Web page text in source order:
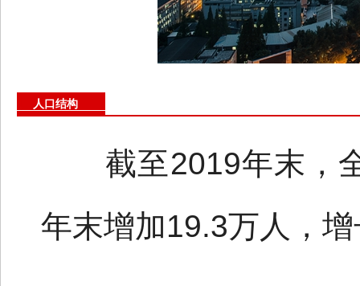
人口结构
截至2019年末，全
年末增加19.3万人，